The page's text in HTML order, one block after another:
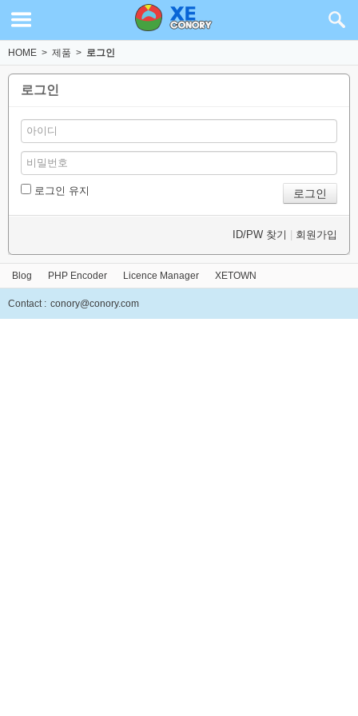
HOME > 제품 > 로그인
로그인
로그인 유지
ID/PW 찾기 회원가입
Blog PHP Encoder Licence Manager XETOWN
Contact : conory@conory.com